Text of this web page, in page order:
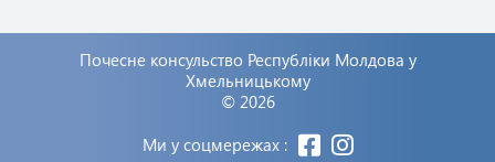
Почесне консульство Республіки Молдова у
Хмельницькому
© 2026
Ми у соцмережах :